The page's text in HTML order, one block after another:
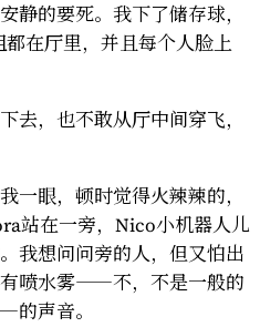
静的要死。我下了储存球，
在厅里，并且每个人脸上
去，也不敢从厅中间穿飞，
一眼，顿时觉得火辣辣的，
站在一旁，Nico小机器人儿
我想问问旁的人，但又怕出
喷水雾——不，不是一般的
声音。